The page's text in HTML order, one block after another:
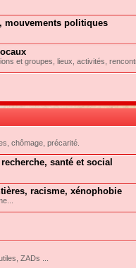
mouvements politiques
et groupes, lieux, activités,
chômage, précarité.
santé et social
racisme, xénophobie
ZADs ...